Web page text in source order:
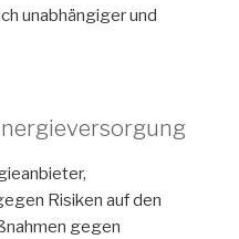
unabhängiger und
Risiken auf den
gegen